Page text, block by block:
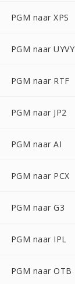
PGM naar XPS
PGM naar UYVY
PGM naar RTF
PGM naar JP2
PGM naar AI
PGM naar PCX
PGM naar G3
PGM naar IPL
PGM naar OTB